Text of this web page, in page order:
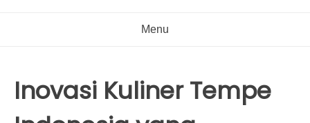
Menu
Inovasi Kuliner Tempe